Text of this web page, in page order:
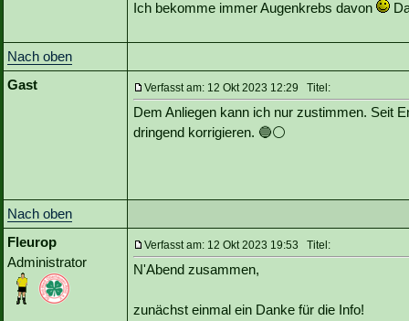
Ich bekomme immer Augenkrebs davon
Nach oben
Gast
Verfasst am: 12 Okt 2023 12:29 Titel:
Dem Anliegen kann ich nur zustimmen. Seit
dringend korrigieren. 🔵⚪️
Nach oben
Fleurop
Administrator
Verfasst am: 12 Okt 2023 19:53 Titel:
N'Abend zusammen,
zunächst einmal ein Danke für die Info!